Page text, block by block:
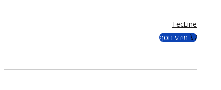
TecLine
מידע נוסף